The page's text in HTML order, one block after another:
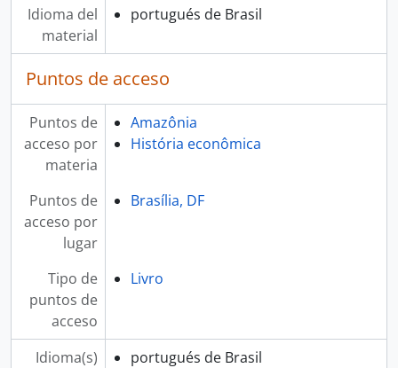
Idioma del
material
portugués de Brasil
Puntos de acceso
Puntos de
acceso por
materia
Amazônia
História econômica
Puntos de
acceso por
lugar
Brasília, DF
Tipo de
puntos de
acceso
Livro
Idioma(s) portugués de Brasil